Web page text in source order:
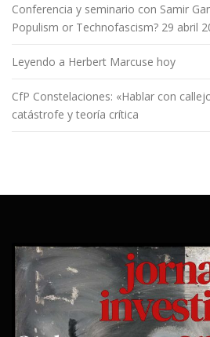
Conferencia y seminario con Samir
Populism or Technofascism? 29 abril
Leyendo a Herbert Marcuse hoy
CfP Constelaciones: «Hablar con
catástrofe y teoría crítica